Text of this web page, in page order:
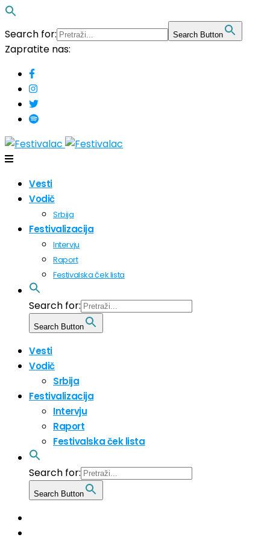
Search for: Search Button
Zapratite nas:
Vesti
Vodič
Srbija
Festivalizacija
Intervju
Raport
Festivalska ček lista
Search for:
Search Button
Vesti
Vodič
Srbija
Festivalizacija
Intervju
Raport
Festivalska ček lista
Search for:
Search Button